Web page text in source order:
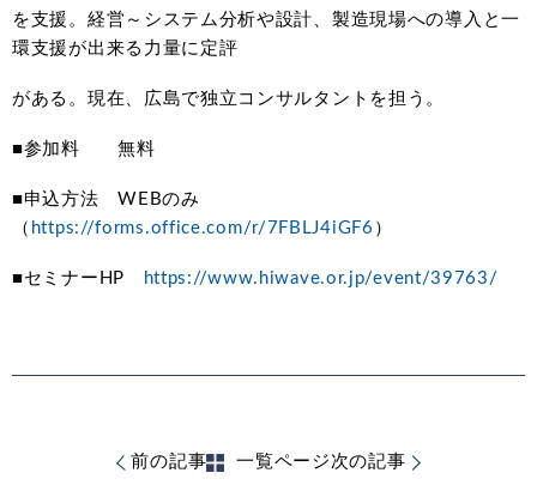
を支援。経営～システム分析や設計、製造現場への導入と一
環支援が出来る力量に定評
がある。現在、広島で独立コンサルタントを担う。
■参加料 無料
■申込方法 WEBのみ
（ https://forms.office.com/r/7FBLJ4iGF6 ）
■セミナーHP https://www.hiwave.or.jp/event/39763/
前の記事 一覧ページ 次の記事